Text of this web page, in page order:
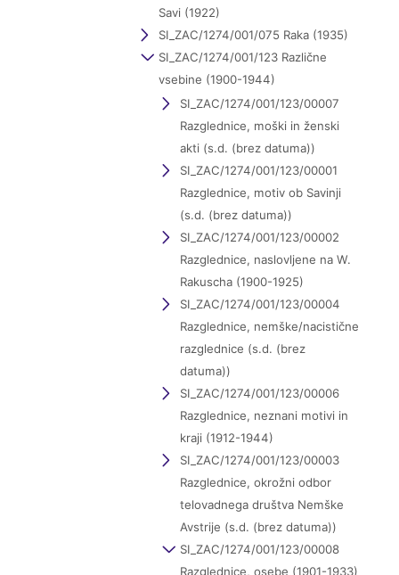
Savi (1922)
SI_ZAC/1274/001/075 Raka (1935)
SI_ZAC/1274/001/123 Različne
vsebine (1900-1944)
SI_ZAC/1274/001/123/00007
Razglednice, moški in ženski
akti (s.d. (brez datuma))
SI_ZAC/1274/001/123/00001
Razglednice, motiv ob Savinji
(s.d. (brez datuma))
SI_ZAC/1274/001/123/00002
Razglednice, naslovljene na W.
Rakuscha (1900-1925)
SI_ZAC/1274/001/123/00004
Razglednice, nemške/nacistične
razglednice (s.d. (brez
datuma))
SI_ZAC/1274/001/123/00006
Razglednice, neznani motivi in
kraji (1912-1944)
SI_ZAC/1274/001/123/00003
Razglednice, okrožni odbor
telovadnega društva Nemške
Avstrije (s.d. (brez datuma))
SI_ZAC/1274/001/123/00008
Razglednice, osebe (1901-1933)